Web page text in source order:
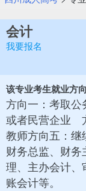
会计
我要报名
该专业考生就业方
方向一：考取
或者民营企业
教师方向五：继
财务总监、财
理、主办会计、
账会计等。